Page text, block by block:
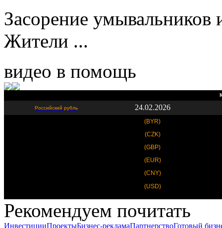
Засорение умывальников
Жители ...
видео в помощь
Российский рубль 24.02.2026
(BYR)
(CZK)
(GBP)
(EUR)
(CNY)
(USD)
Рекомендуем почитать
ИнвестицииПроектыБизнес-рекламаПартнерствоГотовый